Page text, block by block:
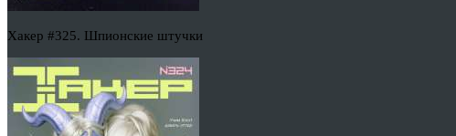
Хакер #325. Шпионские штучки